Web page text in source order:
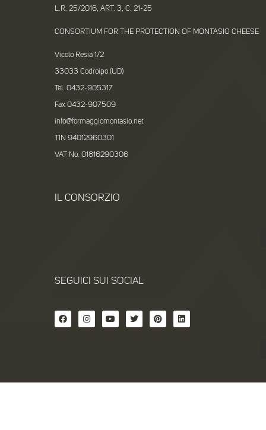
L.R. 25/2016, ART. 3, C. 21-25
CONSORTIUM FOR THE PROTECTION OF MONTASIO CHEESE
Vicolo Resia 1/2
33033 Codroipo (UD)
Tel. 0432-905317
Fax 0432-907509
info@formaggiomontasio.net
TIN 94012960301
VAT No. 01816290306
IL CONSORZIO
SEGUICI SUI SOCIAL